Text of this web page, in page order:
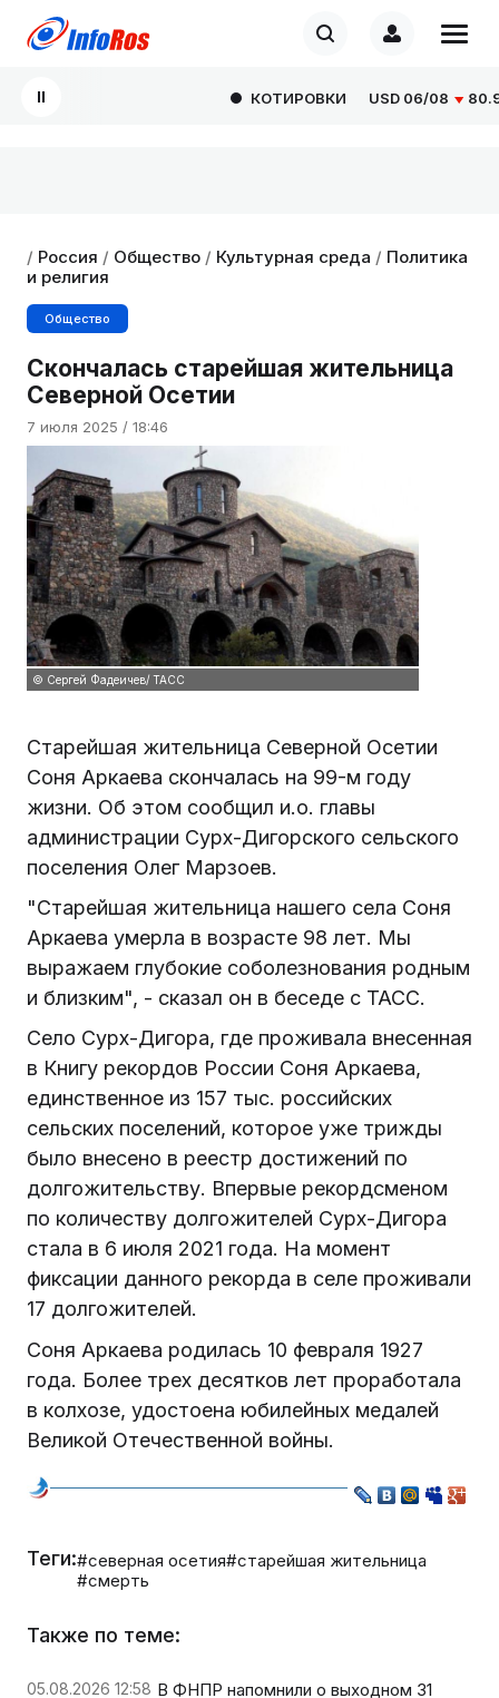
КОТИРОВКИ USD06/08
/ Россия / Общество / Культурная среда / Политика
и религия
Общество
Скончалась старейшая жительница
Северной Осетии
7 июля 2025 / 18:46
© Сергей Фадеичев/ ТАСС
Старейшая жительница Северной Осетии
Соня Аркаева скончалась на 99-м году
жизни. Об этом сообщил и.о. главы
администрации Сурх-Дигорского сельского
поселения Олег Марзоев.
"Старейшая жительница нашего села Соня
Аркаева умерла в возрасте 98 лет. Мы
выражаем глубокие соболезнования родным
и близким", - сказал он в беседе с ТАСС.
Село Сурх-Дигора, где проживала внесенная
в Книгу рекордов России Соня Аркаева,
единственное из 157 тыс. российских
сельских поселений, которое уже трижды
было внесено в реестр достижений по
долгожительству. Впервые рекордсменом
по количеству долгожителей Сурх-Дигора
стала в 6 июля 2021 года. На момент
фиксации данного рекорда в селе проживали
17 долгожителей.
Соня Аркаева родилась 10 февраля 1927
года. Более трех десятков лет проработала
в колхозе, удостоена юбилейных медалей
Великой Отечественной войны.
Теги:#северная осетия#старейшая жительница
#смерть
Также по теме:
05.08.2026 12:58 В ФНПР напомнили о выходном 31